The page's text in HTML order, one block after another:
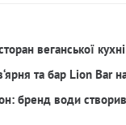
веганської
та бар Lion Bar
бренд води